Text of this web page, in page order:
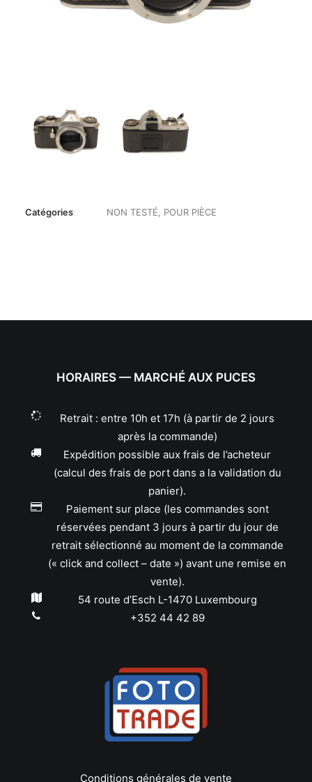
Catégories NON TESTÉ POUR PIÈCE
HORAIRES — MARCHÉ AUX PUCES
Retrait : entre 10h et 17h (à partir de 2 jours
après la commande)
Expédition possible aux frais de l’acheteur
(calcul des frais de port dans a la validation du
panier).
Paiement sur place (les commandes sont
réservées pendant 3 jours à partir du jour de
retrait sélectionné au moment de la commande
(« click and collect – date ») avant une remise en
vente).
54 route d’Esch L-1470 Luxembourg
+352 44 42 89
Conditions générales de vente